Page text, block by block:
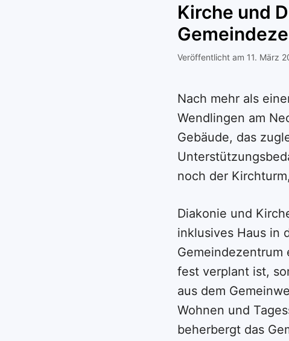
Kirche und
11. März
Nach mehr als
Wendlingen am
Gebäude, das
noch der
Diakonie und
inklusives Haus in
Gemeindezentrum
fest verplant ist,
aus dem
Wohnen und
beherbergt das